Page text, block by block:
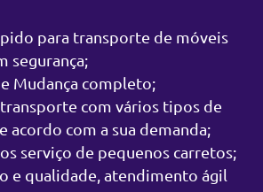
para transporte de móveis
segurança;
Mudança completo;
com vários tipos de
acordo com a sua demanda;
serviço de pequenos carretos;
e qualidade, atendimento ágil